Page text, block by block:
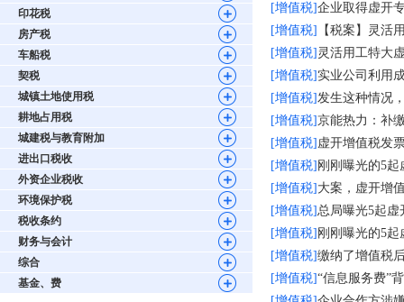
印花税
房产税
车船税
契税
城镇土地使用税
耕地占用税
城建税与教育附加
进出口税收
外资企业税收
环境保护税
税收条约
财务与会计
综合
基金、费
[增值税]企业取得虚开
[增值税]
【税案】灵活
[增值税] 灵活用工特大
[增值税] 实业公司利用
[增值税]发生这种情况
[增值税]京能热力：补
[增值税] 虚开增值税发
[增值税] 刚刚曝光的5
[增值税] 大案，虚开增
[增值税]总局曝光5起虚
[增值税] 刚刚曝光的5
[增值税]缴纳了增值税
[增值税]“信息服务费”